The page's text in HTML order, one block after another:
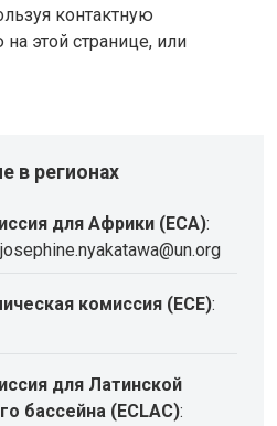
контактную
этой странице, или
в регионах
для Африки (ECA):
комиссия (ECE):
для Латинской
бассейна (ECLAC):